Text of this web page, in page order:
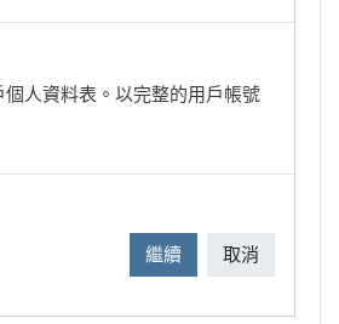
人資料表。以完整的用戶帳號
繼續 取消